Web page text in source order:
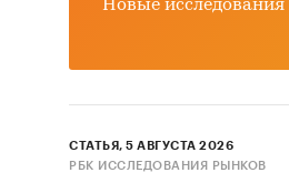
Новые исследования
СТАТЬЯ, 5 АВГУСТА 2026
РБК ИССЛЕДОВАНИЯ РЫНКОВ